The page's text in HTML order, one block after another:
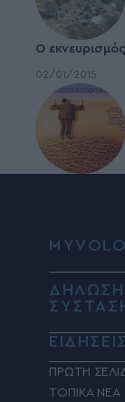
Ο
02/01/2015
ΕΙΔΗΣΕΙΣ
ΠΡΩΤΗ
ΤΟΠΙΚΑ ΝΕΑ